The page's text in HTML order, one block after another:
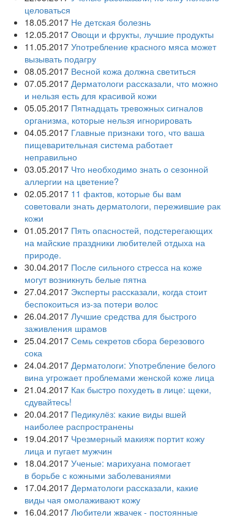
целоваться
18.05.2017 Не детская болезнь
12.05.2017 Овощи и фрукты, лучшие продукты
11.05.2017 Употребление красного мяса может
вызывать подагру
08.05.2017 Весной кожа должна светиться
07.05.2017 Дерматологи рассказали, что можно
и нельзя есть для красивой кожи
05.05.2017 Пятнадцать тревожных сигналов
организма, которые нельзя игнорировать
04.05.2017 Главные признаки того, что ваша
пищеварительная система работает
неправильно
03.05.2017 Что необходимо знать о сезонной
аллергии на цветение?
02.05.2017 11 фактов, которые бы вам
советовали знать дерматологи, пережившие рак
кожи
01.05.2017 Пять опасностей, подстерегающих
на майские праздники любителей отдыха на
природе.
30.04.2017 После сильного стресса на коже
могут возникнуть белые пятна
27.04.2017 Эксперты рассказали, когда стоит
беспокоиться из-за потери волос
26.04.2017 Лучшие средства для быстрого
заживления шрамов
25.04.2017 Семь секретов сбора березового
сока
24.04.2017 Дерматологи: Употребление белого
вина угрожает проблемами женской коже лица
21.04.2017 Как быстро похудеть в лице: щеки,
сдувайтесь!
20.04.2017 Педикулёз: какие виды вшей
наиболее распространены
19.04.2017 Чрезмерный макияж портит кожу
лица и пугает мужчин
18.04.2017 Ученые: марихуана помогает
в борьбе с кожными заболеваниями
17.04.2017 Дерматологи рассказали, какие
виды чая омолаживают кожу
16.04.2017 Любители жвачек - постоянные